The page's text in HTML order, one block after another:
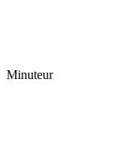
Minuteur